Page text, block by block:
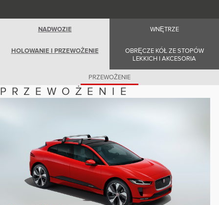
Spain (Spanish)
Switzerland (German)
United Kingdom (English)
NADWOZIE WNĘTRZE
HOLOWANIE I PRZEWOŻENIE
OBRĘCZE KÓŁ ZE STOPÓW
LEKKICH I AKCESORIA
PRZEWOŻENIE
PRZEWOŻENIE